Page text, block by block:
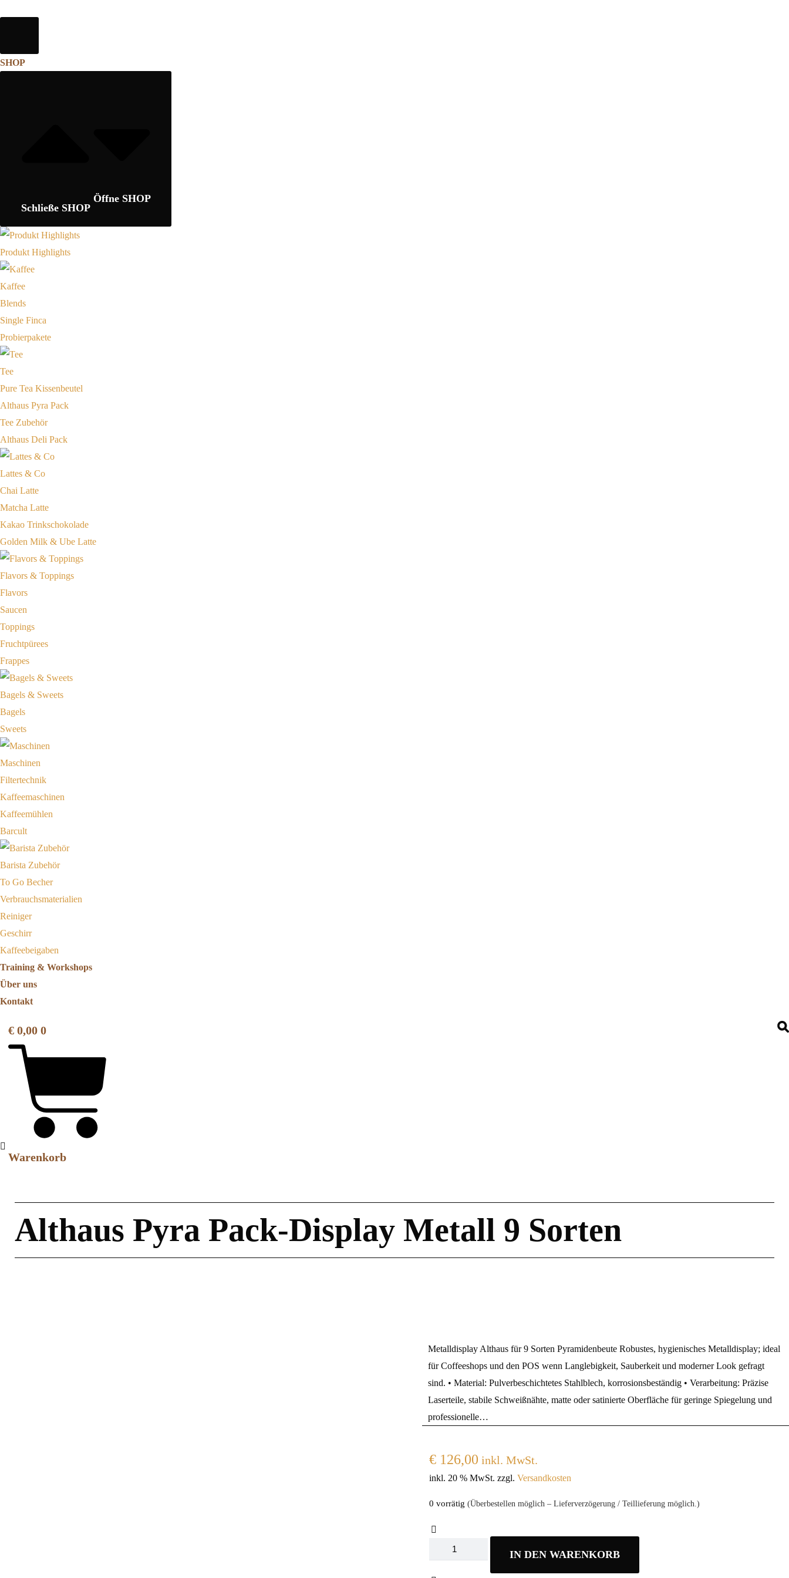
SHOP
Schließe SHOP
Öffne SHOP
Produkt Highlights
Kaffee
Blends
Single Finca
Probierpakete
Tee
Pure Tea Kissenbeutel
Althaus Pyra Pack
Tee Zubehör
Althaus Deli Pack
Lattes & Co
Chai Latte
Matcha Latte
Kakao Trinkschokolade
Golden Milk & Ube Latte
Flavors & Toppings
Flavors
Saucen
Toppings
Fruchtpürees
Frappes
Bagels & Sweets
Bagels
Sweets
Maschinen
Filtertechnik
Kaffeemaschinen
Kaffeemühlen
Barcult
Barista Zubehör
To Go Becher
Verbrauchsmaterialien
Reiniger
Geschirr
Kaffeebeigaben
Training & Workshops
Über uns
Kontakt
€ 0,00 0
Warenkorb
Althaus Pyra Pack-Display Metall 9 Sorten
Metalldisplay Althaus für 9 Sorten Pyramidenbeute Robustes, hygienisches Metalldisplay; ideal
für Coffeeshops und den POS wenn Langlebigkeit, Sauberkeit und moderner Look gefragt
sind. • Material: Pulverbeschichtetes Stahlblech, korrosionsbeständig • Verarbeitung: Präzise
Laserteile, stabile Schweißnähte, matte oder satinierte Oberfläche für geringe Spiegelung und
professionelle…
€ 126,00 inkl. MwSt.
inkl. 20 % MwSt. zzgl.Versandkosten
0 vorrätig(Überbestellen möglich – Lieferverzögerung / Teillieferung möglich.)
Althaus
Pyra
IN DEN WARENKORB